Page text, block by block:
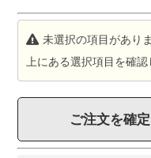
未選択の項目がありま
上にある選択項目を確認
ご注文を確